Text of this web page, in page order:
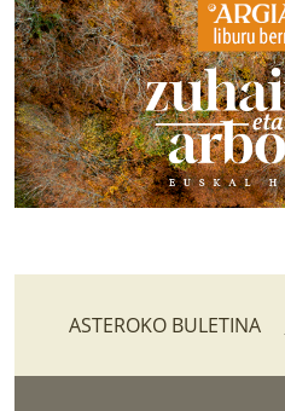
ASTEROKO BULETINA